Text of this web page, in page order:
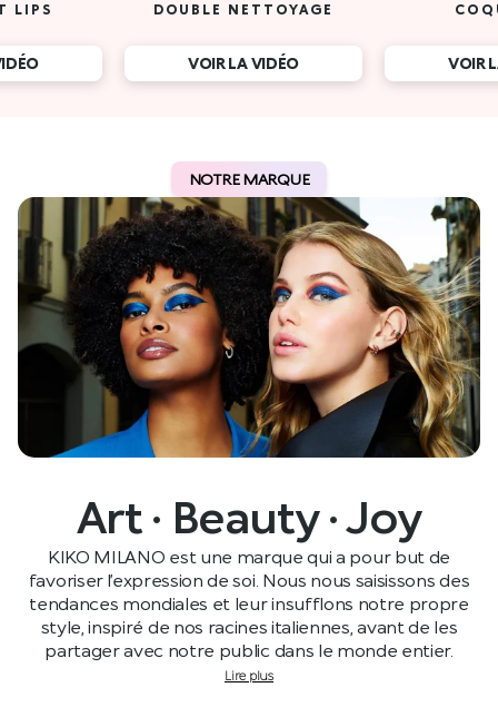
LIPS DOUBLE NETTOYAGE
VOIR LA VIDÉO VOIR
NOTRE MARQUE
Art · Beauty · Joy
KIKO MILANO est une marque qui a pour but de
favoriser l’expression de soi. Nous nous saisissons des
tendances mondiales et leur insufflons notre propre
style, inspiré de nos racines italiennes, avant de les
partager avec notre public dans le monde entier.
Lire plus